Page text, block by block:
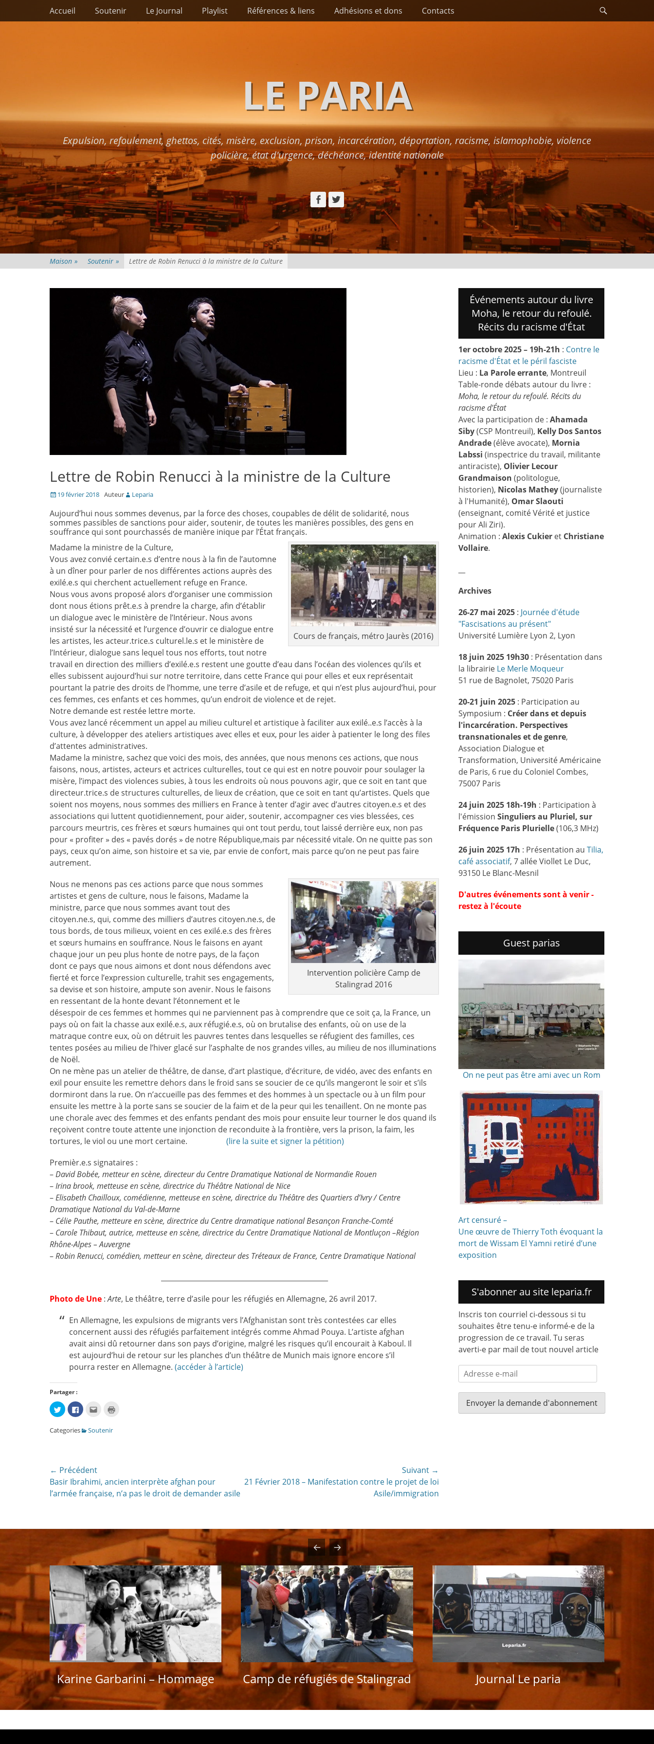
Passer
Premier menu
Accueil Soutenir Le Journal Playlist Références & liens Adhésions et dons Contacts
LE PARIA
Expulsion, refoulement, ghettos, cités, misère, exclusion, prison, incarcération, déportation, racisme, islamophobie, violence
policière, état d'urgence, déchéance, identité nationale
Facebook
Twitter
Maison » Soutenir » Lettre de Robin Renucci à la ministre de la Culture
Lettre de Robin Renucci à la ministre de la Culture
Posté19 février 2018 Auteur Leparia
Aujourd’hui nous sommes devenus, par la force des choses, coupables de délit de solidarité, nous
sommes passibles de sanctions pour aider, soutenir, de toutes les manières possibles, des gens en
souffrance qui sont pourchassés de manière inique par l’État français.
Cours de français, métro Jaurès (2016)
Madame la ministre de la Culture,
Vous avez convié certain.e.s d’entre nous à la fin de l’automne
à un dîner pour parler de nos différentes actions auprès des
exilé.e.s qui cherchent actuellement refuge en France.
Nous vous avons proposé alors d’organiser une commission
dont nous étions prêt.e.s à prendre la charge, afin d’établir
un dialogue avec le ministère de l’Intérieur. Nous avons
insisté sur la nécessité et l’urgence d’ouvrir ce dialogue entre
les artistes, les acteur.trice.s culturel.le.s et le ministère de
l’Intérieur, dialogue sans lequel tous nos efforts, tout notre
travail en direction des milliers d’exilé.e.s restent une goutte d’eau dans l’océan des violences qu’ils et
elles subissent aujourd’hui sur notre territoire, dans cette France qui pour elles et eux représentait
pourtant la patrie des droits de l’homme, une terre d’asile et de refuge, et qui n’est plus aujourd’hui, pour
ces femmes, ces enfants et ces hommes, qu’un endroit de violence et de rejet.
Notre demande est restée lettre morte.
Vous avez lancé récemment un appel au milieu culturel et artistique à faciliter aux exilé..e.s l’accès à la
culture, à développer des ateliers artistiques avec elles et eux, pour les aider à patienter le long des files
d’attentes administratives.
Madame la ministre, sachez que voici des mois, des années, que nous menons ces actions, que nous
faisons, nous, artistes, acteurs et actrices culturelles, tout ce qui est en notre pouvoir pour soulager la
misère, l’impact des violences subies, à tous les endroits où nous pouvons agir, que ce soit en tant que
directeur.trice.s de structures culturelles, de lieux de création, que ce soit en tant qu’artistes. Quels que
soient nos moyens, nous sommes des milliers en France à tenter d’agir avec d’autres citoyen.e.s et des
associations qui luttent quotidiennement, pour aider, soutenir, accompagner ces vies blessées, ces
parcours meurtris, ces frères et sœurs humaines qui ont tout perdu, tout laissé derrière eux, non pas
pour « profiter » des « pavés dorés » de notre République,mais par nécessité vitale. On ne quitte pas son
pays, ceux qu’on aime, son histoire et sa vie, par envie de confort, mais parce qu’on ne peut pas faire
autrement.
Intervention policière Camp de
Stalingrad 2016
Nous ne menons pas ces actions parce que nous sommes
artistes et gens de culture, nous le faisons, Madame la
ministre, parce que nous sommes avant tout des
citoyen.ne.s, qui, comme des milliers d’autres citoyen.ne.s, de
tous bords, de tous milieux, voient en ces exilé.e.s des frères
et sœurs humains en souffrance. Nous le faisons en ayant
chaque jour un peu plus honte de notre pays, de la façon
dont ce pays que nous aimons et dont nous défendons avec
fierté et force l’expression culturelle, trahit ses engagements,
sa devise et son histoire, ampute son avenir. Nous le faisons
en ressentant de la honte devant l’étonnement et le
désespoir de ces femmes et hommes qui ne parviennent pas à comprendre que ce soit ça, la France, un
pays où on fait la chasse aux exilé.e.s, aux réfugié.e.s, où on brutalise des enfants, où on use de la
matraque contre eux, où on détruit les pauvres tentes dans lesquelles se réfugient des familles, ces
tentes posées au milieu de l’hiver glacé sur l’asphalte de nos grandes villes, au milieu de nos illuminations
de Noël.
On ne mène pas un atelier de théâtre, de danse, d’art plastique, d’écriture, de vidéo, avec des enfants en
exil pour ensuite les remettre dehors dans le froid sans se soucier de ce qu’ils mangeront le soir et s’ils
dormiront dans la rue. On n’accueille pas des femmes et des hommes à un spectacle ou à un film pour
ensuite les mettre à la porte sans se soucier de la faim et de la peur qui les tenaillent. On ne monte pas
une chorale avec des femmes et des enfants pendant des mois pour ensuite leur tourner le dos quand ils
reçoivent contre toute attente une injonction de reconduite à la frontière, vers la prison, la faim, les
tortures, le viol ou une mort certaine. (lire la suite et signer la pétition)
Premièr.e.s signataires :
–David Bobée, metteur en scène, directeur du Centre Dramatique National de Normandie Rouen
–Irina brook, metteuse en scène, directrice du Théâtre National de Nice
–Elisabeth Chailloux, comédienne, metteuse en scène, directrice du Théâtre des Quartiers d’Ivry / Centre
Dramatique National du Val-de-Marne
– Célie Pauthe, metteure en scène, directrice du Centre dramatique national Besançon Franche-Comté
– Carole Thibaut, autrice, metteuse en scène, directrice du Centre Dramatique National de Montluçon –Région
Rhône-Alpes – Auvergne
–Robin Renucci, comédien, metteur en scène, directeur des Tréteaux de France, Centre Dramatique National
Photo de Une :Arte, Le théâtre, terre d’asile pour les réfugiés en Allemagne, 26 avril 2017.
En Allemagne, les expulsions de migrants vers l’Afghanistan sont très contestées car elles
concernent aussi des réfugiés parfaitement intégrés comme Ahmad Pouya. L’artiste afghan
avait ainsi dû retourner dans son pays d’origine, malgré les risques qu’il encourait à Kaboul. Il
est aujourd’hui de retour sur les planches d’un théâtre de Munich mais ignore encore s’il
pourra rester en Allemagne. (accéder à l’article)
Partager :
Cliquez
pour
partager
Twitter(ouvre
dans
Cliquez
pour
Facebook(ouvre
Cliquez
pour
e-
fenêtre)
Categories Soutenir
Navigation
de
← Précédent
Article
précédent:
Basir Ibrahimi, ancien interprète afghan pour
l’armée française, n’a pas le droit de demander asile
Suivant →
Article
21 Février 2018 – Manifestation contre le projet de loi
Asile/immigration
Événements autour du livre
Moha, le retour du refoulé.
Récits du racisme d'État
1er octobre 2025 – 19h-21h : Contre le
racisme d'État et le péril fasciste
Lieu : La Parole errante, Montreuil
Table-ronde débats autour du livre :
Moha, le retour du refoulé. Récits du
racisme d'État
Avec la participation de : Ahamada
Siby(CSP Montreuil), Kelly Dos Santos
Andrade(élève avocate), Mornia
Labssi (inspectrice du travail, militante
antiraciste), Olivier Lecour
Grandmaison (politologue,
historien), Nicolas Mathey(journaliste
à l'Humanité), Omar Slaouti
(enseignant, comité Vérité et justice
pour Ali Ziri).
Animation : Alexis Cukier et Christiane
Vollaire.
Archives
26-27 mai 2025 : Journée d'étude
"Fascisations au présent"
Université Lumière Lyon 2, Lyon
18 juin 2025 19h30 : Présentation dans
la librairie Le Merle Moqueur
51 rue de Bagnolet, 75020 Paris
20-21 juin 2025 : Participation au
Symposium : Créer dans et depuis
l'incarcération. Perspectives
transnationales et de genre,
Association Dialogue et
Transformation, Université Américaine
de Paris, 6 rue du Coloniel Combes,
75007 Paris
24 juin 2025 18h-19h : Participation à
l'émission Singuliers au Pluriel, sur
Fréquence Paris Plurielle(106,3 MHz)
26 juin 2025 17h : Présentation au Tilia,
café associatif, 7 allée Viollet Le Duc,
93150 Le Blanc-Mesnil
D'autres événements sont à venir -
restez à l'écoute
Guest parias
On ne peut pas être ami avec un Rom
Art censuré –
Une œuvre de Thierry Toth évoquant la
mort de Wissam El Yamni retiré d’une
exposition
S'abonner au site leparia.fr
Inscris ton courriel ci-dessous si tu
souhaites être tenu-e informé-e de la
progression de ce travail. Tu seras
averti-e par mail de tout nouvel article
Adresse
e-
mail
Karine Garbarini – Hommage Camp de réfugiés de Stalingrad Journal Le paria